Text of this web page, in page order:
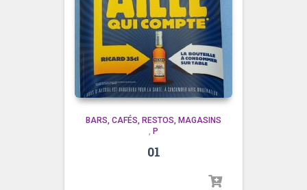
BARS, CAFÉS, RESTOS, MAGASINS
, P
01